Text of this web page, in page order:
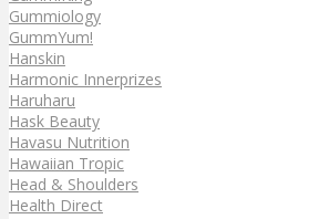
Gummiology
GummYum!
Hanskin
Harmonic Innerprizes
Haruharu
Hask Beauty
Havasu Nutrition
Hawaiian Tropic
Head & Shoulders
Health Direct